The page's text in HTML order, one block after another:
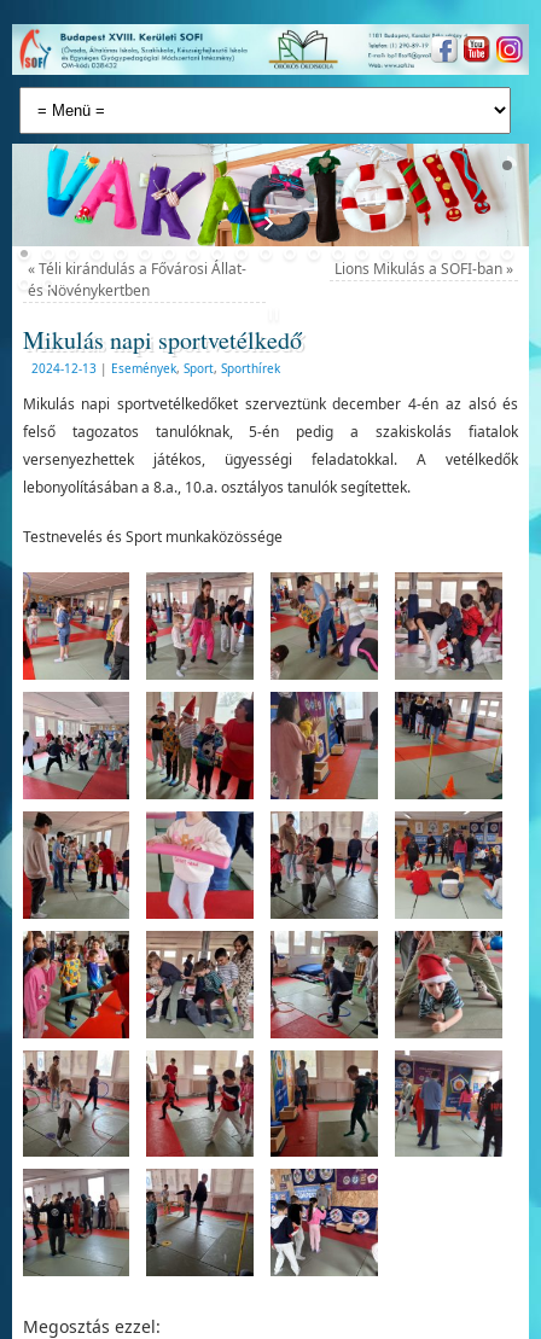
«Téli kirándulás a Fővárosi Állat-
és Növénykertben
Lions Mikulás a SOFI-ban»
Mikulás napi sportvetélkedő
2024-12-13 | Események, Sport, Sporthírek
Mikulás napi sportvetélkedőket szerveztünk december 4-én az alsó és
felső tagozatos tanulóknak, 5-én pedig a szakiskolás fiatalok
versenyezhettek játékos, ügyességi feladatokkal. A vetélkedők
lebonyolításában a 8.a., 10.a. osztályos tanulók segítettek.
Testnevelés és Sport munkaközössége
Megosztás ezzel: